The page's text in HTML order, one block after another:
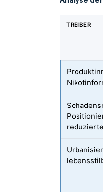
TREIBER